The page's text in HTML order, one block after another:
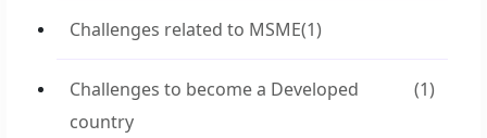
Challenges related to MSME(1)
Challenges to become a Developed
country
(1)